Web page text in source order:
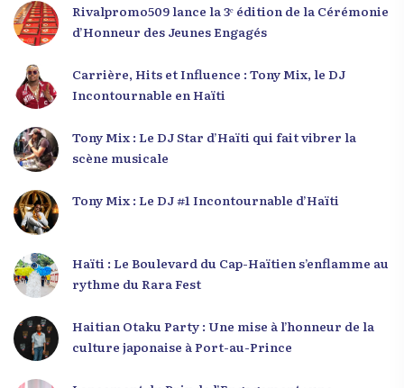
Rivalpromo509 lance la 3ᵉ édition de la Cérémonie
d’Honneur des Jeunes Engagés
Carrière, Hits et Influence : Tony Mix, le DJ
Incontournable en Haïti
Tony Mix : Le DJ Star d’Haïti qui fait vibrer la
scène musicale
Tony Mix : Le DJ #1 Incontournable d’Haïti
Haïti : Le Boulevard du Cap-Haïtien s’enflamme au
rythme du Rara Fest
Haitian Otaku Party : Une mise à l’honneur de la
culture japonaise à Port-au-Prince